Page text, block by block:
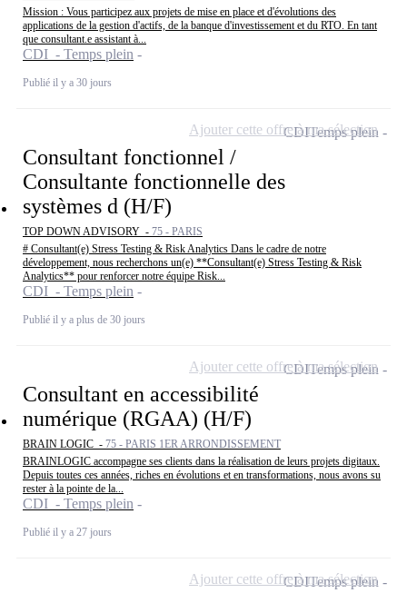
Mission : Vous participez aux projets de mise en place et d'évolutions des
applications de la gestion d'actifs, de la banque d'investissement et du RTO. En tant
que consultant.e assistant à...
CDI - Temps plein
Publié il y a 30 jours
Consultant fonctionnel /
Consultante fonctionnelle des
systèmes d (H/F)
TOP DOWN ADVISORY - 75 - PARIS
# Consultant(e) Stress Testing & Risk Analytics Dans le cadre de notre
développement, nous recherchons un(e) **Consultant(e) Stress Testing & Risk
Analytics** pour renforcer notre équipe Risk...
CDI - Temps plein
Publié il y a plus de 30 jours
CDITemps plein
Ajouter cette offre à ma sélection
Consultant en accessibilité
numérique (RGAA) (H/F)
BRAIN LOGIC - 75 - PARIS 1ER ARRONDISSEMENT
BRAINLOGIC accompagne ses clients dans la réalisation de leurs projets digitaux.
Depuis toutes ces années, riches en évolutions et en transformations, nous avons su
rester à la pointe de la...
CDI - Temps plein
Publié il y a 27 jours
CDITemps plein
Ajouter cette offre à ma sélection
CDITemps plein
Ajouter cette offre à ma sélection